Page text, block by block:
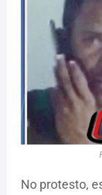
No protesto,